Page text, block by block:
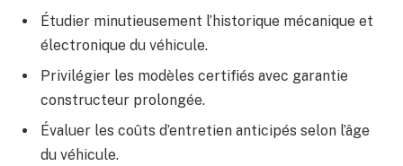
Étudier minutieusement l’historique mécanique et
électronique du véhicule.
Privilégier les modèles certifiés avec garantie
constructeur prolongée.
Évaluer les coûts d’entretien anticipés selon l’âge
du véhicule.